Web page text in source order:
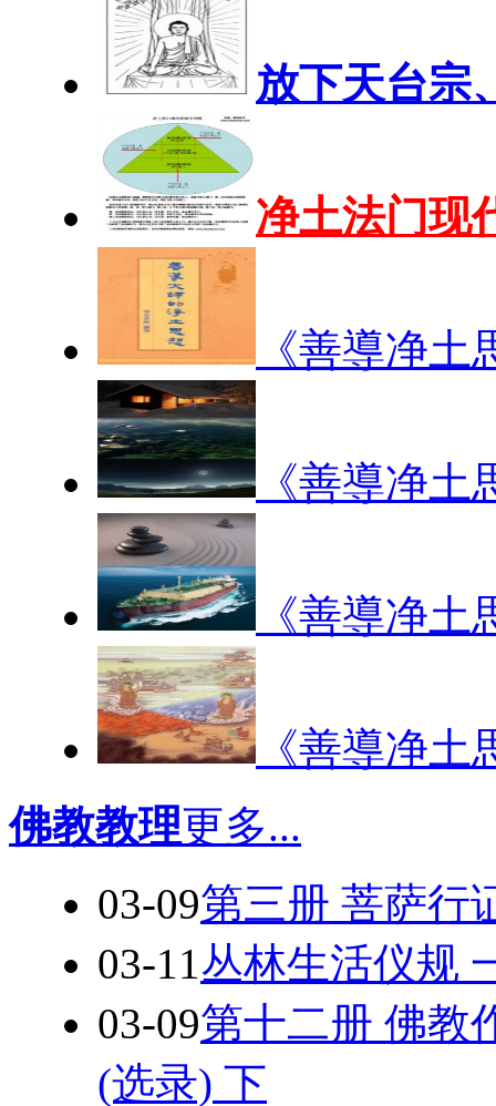
放下天台宗
净土法门现
《善導净
《善導净
《善導净
《善導净
佛教教理更多...
03-09第三册 菩萨行
03-11丛林生活仪规
03-09第十二册 佛教
(选录) 下